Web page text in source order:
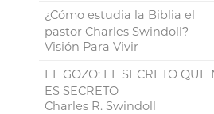
¿Cómo estudia la Biblia el
pastor Charles Swindoll?
Visión Para Vivir
EL GOZO: EL SECRETO QUE
ES SECRETO
Charles R. Swindoll